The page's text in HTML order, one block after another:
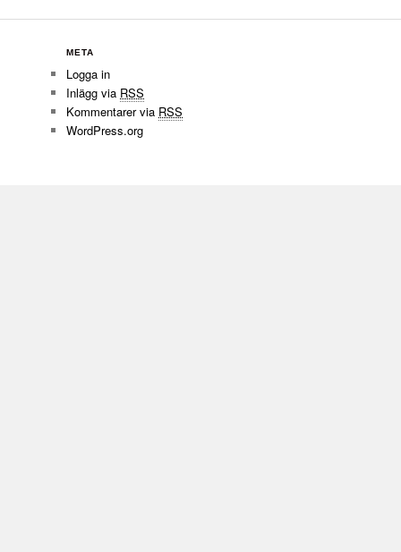
META
Logga in
Inlägg via RSS
Kommentarer via RSS
WordPress.org